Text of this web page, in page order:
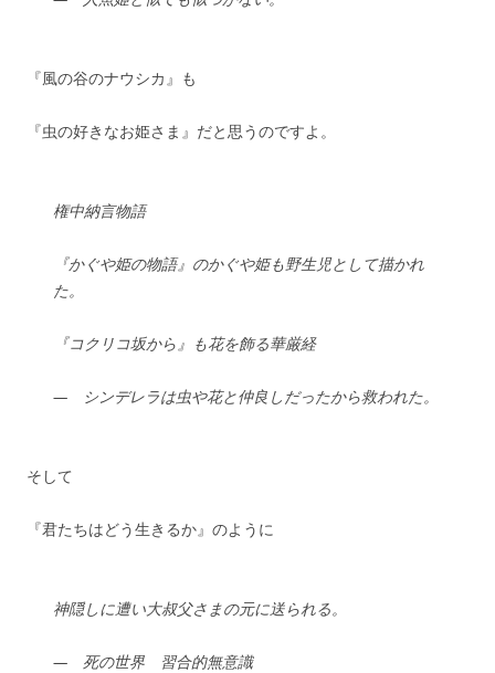
『風の谷のナウシカ』も
『虫の好きなお姫さま』だと思うのですよ。
権中納言物語
『かぐや姫の物語』のかぐや姫も野生児として描かれ
た。
『コクリコ坂から』も花を飾る華厳経
— シンデレラは虫や花と仲良しだったから救われた。
そして
『君たちはどう生きるか』のように
神隠しに遭い大叔父さまの元に送られる。
— 死の世界 習合的無意識